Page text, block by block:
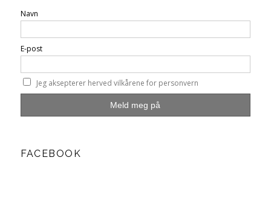
Navn
E-post
Jeg aksepterer herved vilkårene for personvern
FACEBOOK